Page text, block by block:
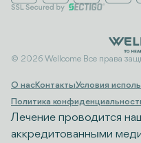
© 2026 Wellcome Все права
О насКонтактыУсловия
Политика
Лечение проводится
аккредитованными